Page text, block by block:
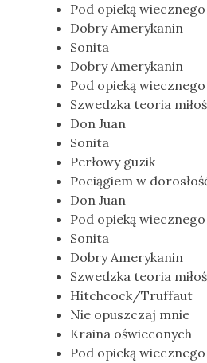
Pod opieką wiecznego
Dobry Amerykanin
Sonita
Dobry Amerykanin
Pod opieką wiecznego
Szwedzka teoria
Don Juan
Sonita
Perłowy guzik
Pociągiem w
Don Juan
Pod opieką wiecznego
Sonita
Dobry Amerykanin
Szwedzka teoria
Hitchcock/Truffaut
Nie opuszczaj mnie
Kraina oświeconych
Pod opieką wiecznego